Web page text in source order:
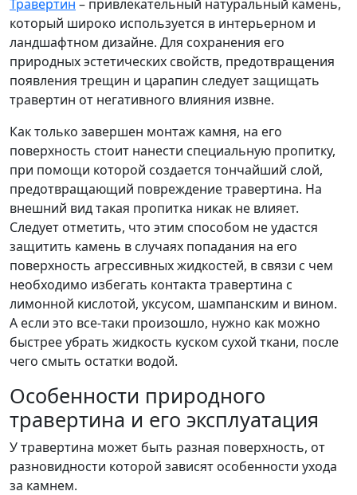
Травертин – привлекательный натуральный камень,
который широко используется в интерьерном и
ландшафтном дизайне. Для сохранения его
природных эстетических свойств, предотвращения
появления трещин и царапин следует защищать
травертин от негативного влияния извне.
Как только завершен монтаж камня, на его
поверхность стоит нанести специальную пропитку,
при помощи которой создается тончайший слой,
предотвращающий повреждение травертина. На
внешний вид такая пропитка никак не влияет.
Следует отметить, что этим способом не удастся
защитить камень в случаях попадания на его
поверхность агрессивных жидкостей, в связи с чем
необходимо избегать контакта травертина с
лимонной кислотой, уксусом, шампанским и вином.
А если это все-таки произошло, нужно как можно
быстрее убрать жидкость куском сухой ткани, после
чего смыть остатки водой.
Особенности природного
травертина и его эксплуатация
У травертина может быть разная поверхность, от
разновидности которой зависят особенности ухода
за камнем.